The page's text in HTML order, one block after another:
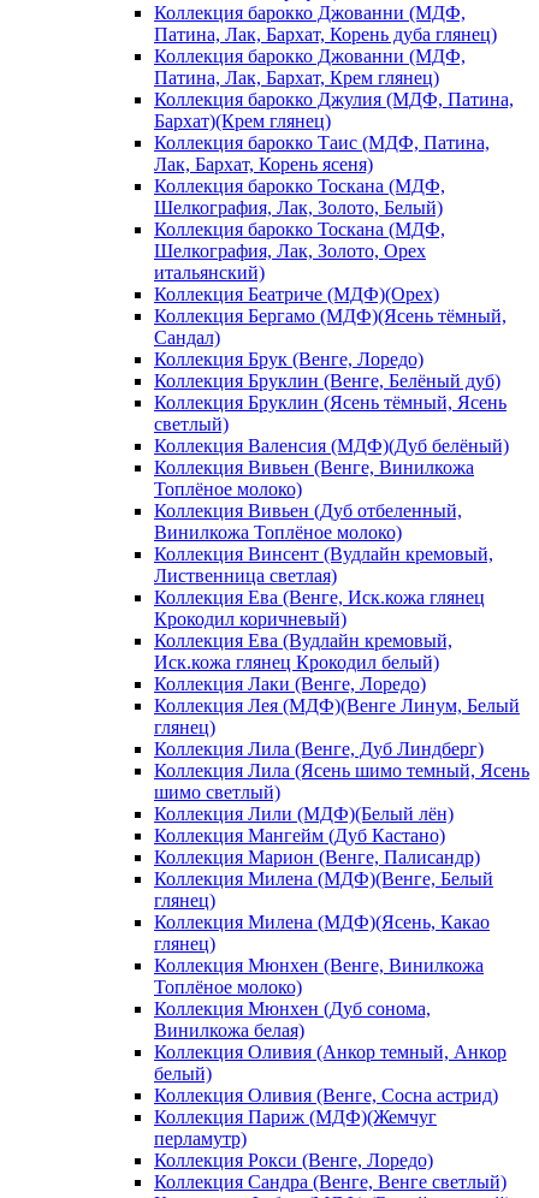
Коллекция барокко Джованни (МДФ,
Патина, Лак, Бархат, Корень дуба глянец)
Коллекция барокко Джованни (МДФ,
Патина, Лак, Бархат, Крем глянец)
Коллекция барокко Джулия (МДФ, Патина,
Бархат)(Крем глянец)
Коллекция барокко Таис (МДФ, Патина,
Лак, Бархат, Корень ясеня)
Коллекция барокко Тоскана (МДФ,
Шелкография, Лак, Золото, Белый)
Коллекция барокко Тоскана (МДФ,
Шелкография, Лак, Золото, Орех
итальянский)
Коллекция Беатриче (МДФ)(Орех)
Коллекция Бергамо (МДФ)(Ясень тёмный,
Сандал)
Коллекция Брук (Венге, Лоредо)
Коллекция Бруклин (Венге, Белёный дуб)
Коллекция Бруклин (Ясень тёмный, Ясень
светлый)
Коллекция Валенсия (МДФ)(Дуб белёный)
Коллекция Вивьен (Венге, Винилкожа
Топлёное молоко)
Коллекция Вивьен (Дуб отбеленный,
Винилкожа Топлёное молоко)
Коллекция Винсент (Вудлайн кремовый,
Лиственница светлая)
Коллекция Ева (Венге, Иск.кожа глянец
Крокодил коричневый)
Коллекция Ева (Вудлайн кремовый,
Иск.кожа глянец Крокодил белый)
Коллекция Лаки (Венге, Лоредо)
Коллекция Лея (МДФ)(Венге Линум, Белый
глянец)
Коллекция Лила (Венге, Дуб Линдберг)
Коллекция Лила (Ясень шимо темный, Ясень
шимо светлый)
Коллекция Лили (МДФ)(Белый лён)
Коллекция Мангейм (Дуб Кастано)
Коллекция Марион (Венге, Палисандр)
Коллекция Милена (МДФ)(Венге, Белый
глянец)
Коллекция Милена (МДФ)(Ясень, Какао
глянец)
Коллекция Мюнхен (Венге, Винилкожа
Топлёное молоко)
Коллекция Мюнхен (Дуб сонома,
Винилкожа белая)
Коллекция Оливия (Анкор темный, Анкор
белый)
Коллекция Оливия (Венге, Сосна астрид)
Коллекция Париж (МДФ)(Жемчуг
перламутр)
Коллекция Рокси (Венге, Лоредо)
Коллекция Сандра (Венге, Венге светлый)